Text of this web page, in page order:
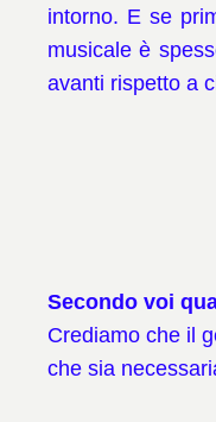
intorno. E se
musicale è
avanti rispetto a
Secondo voi
Crediamo che il
che sia